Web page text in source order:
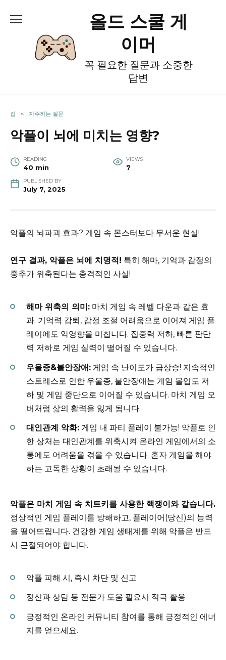
올드 스쿨 게
이머
꼭 필요한 질문과 소중한
답변
집 » 자주하는 질문
악플이 뇌에 미치는 영향?
READING
40 min
VIEWS
7
PUBLISHED BY
July 7, 2025
악플의 뇌파괴 효과? 게임 속 몬스터보다 무서운 현실!
연구 결과, 악플은 뇌에 치명적! 특히 해마, 기억과 감정의
중추가 위축된다는 충격적인 사실!
해마 위축의 의미: 마치 게임 속 레벨 다운과 같은 효
과. 기억력 감퇴, 감정 조절 어려움으로 이어져 게임 플
레이에도 악영향을 미칩니다. 집중력 저하, 빠른 판단
력 저하로 게임 실력이 떨어질 수 있습니다.
우울증&불안장애: 게임 속 난이도가 급상승! 지속적인
스트레스로 인한 우울증, 불안장애는 게임 몰입도 저
하 및 게임 중단으로 이어질 수 있습니다. 마치 게임 오
버처럼 삶의 활력을 잃게 됩니다.
대인관계 악화: 게임 내 파티 플레이 불가능! 악플로 인
한 상처는 대인관계를 위축시켜 온라인 게임에서의 소
통에도 어려움을 겪을 수 있습니다. 혼자 게임을 해야
하는 고독한 상황이 초래될 수 있습니다.
악플은 마치 게임 속 치트키를 사용한 핵쟁이와 같습니다.
정상적인 게임 플레이를 방해하고, 플레이어(당신)의 능력
을 떨어뜨립니다. 건강한 게임 생태계를 위해 악플은 반드
시 근절되어야 합니다.
악플 피해 시, 즉시 차단 및 신고
정신과 상담 등 전문가 도움 필요시 적극 활용
긍정적인 온라인 커뮤니티 참여를 통해 긍정적인 에너
지를 얻으세요.